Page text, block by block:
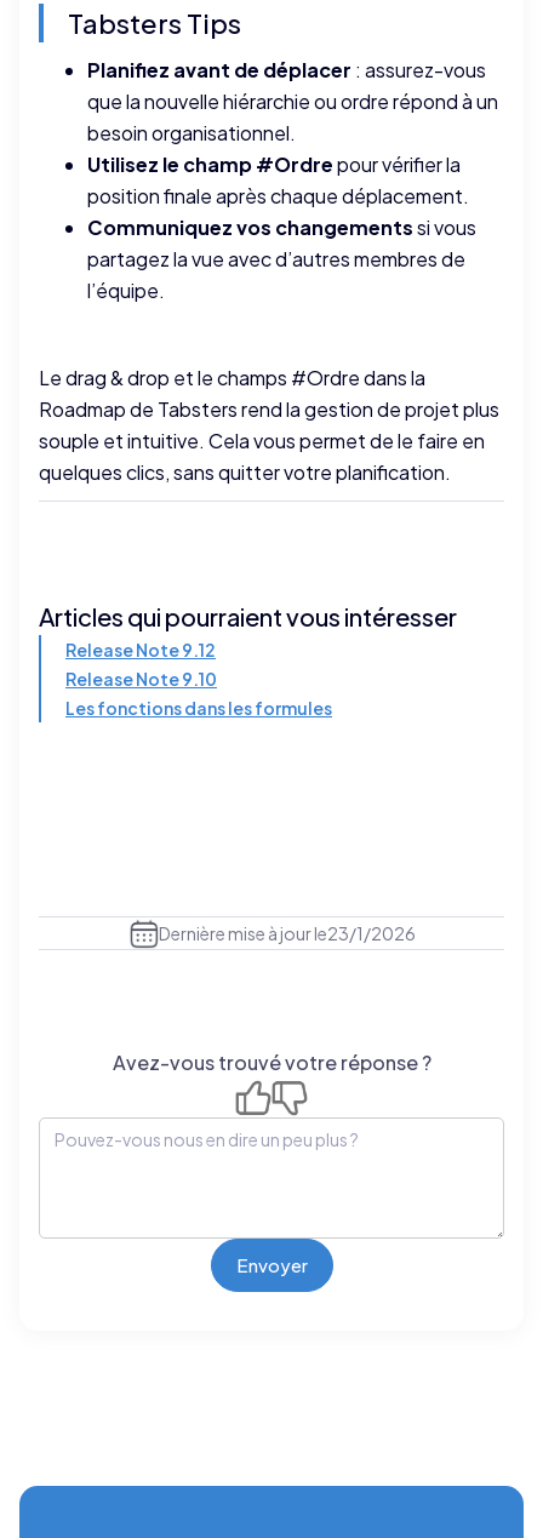
Tabsters Tips
Planifiez avant de déplacer : assurez-vous
que la nouvelle hiérarchie ou ordre répond à un
besoin organisationnel.
Utilisez le champ #Ordrepour vérifier la
position finale après chaque déplacement.
Communiquez vos changementssi vous
partagez la vue avec d’autres membres de
l’équipe.
Le drag & drop et le champs #Ordre dans la
Roadmap de Tabsters rend la gestion de projet plus
souple et intuitive. Cela vous permet de le faire en
quelques clics, sans quitter votre planification.
Articles qui pourraient vous intéresser
Release Note 9.12
Release Note 9.10
Les fonctions dans les formules
Dernière mise à jour le23/1/2026
Avez-vous trouvé votre réponse ?